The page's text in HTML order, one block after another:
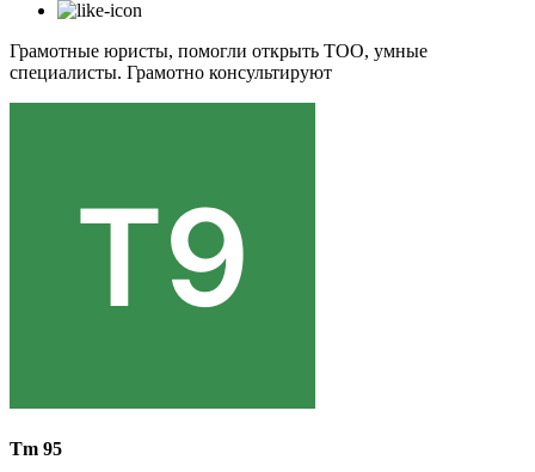
Грамотные юристы, помогли открыть ТОО, умные
специалисты. Грамотно консультируют
Tm 95